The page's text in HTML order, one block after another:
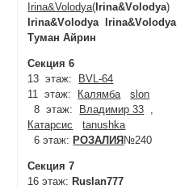
Irina&Volodya( Irina&Vоlodyа)
Irina&Vоlodyа
Irina&Vоlodyа
Туман Айрин
Секция 6
13 этаж:
BVL-64
11 этаж:
Калямба
slon
8 этаж:
Владимир 33
Катарсис
tanushka
6 этаж: РОЗАЛИЯ №240
Секция 7
16 этаж:Ruslan777